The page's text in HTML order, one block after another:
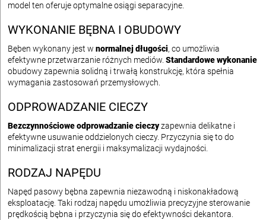
model ten oferuje optymalne osiągi separacyjne.
WYKONANIE BĘBNA I OBUDOWY
Bęben wykonany jest w normalnej długości, co umożliwia
efektywne przetwarzanie różnych mediów. Standardowe wykonanie
obudowy zapewnia solidną i trwałą konstrukcję, która spełnia
wymagania zastosowań przemysłowych.
ODPROWADZANIE CIECZY
Bezczynnościowe odprowadzanie cieczyzapewnia delikatne i
efektywne usuwanie oddzielonych cieczy. Przyczynia się to do
minimalizacji strat energii i maksymalizacji wydajności.
RODZAJ NAPĘDU
Napęd pasowy bębna zapewnia niezawodną i niskonakładową
eksploatację. Taki rodzaj napędu umożliwia precyzyjne sterowanie
prędkością bębna i przyczynia się do efektywności dekantora.